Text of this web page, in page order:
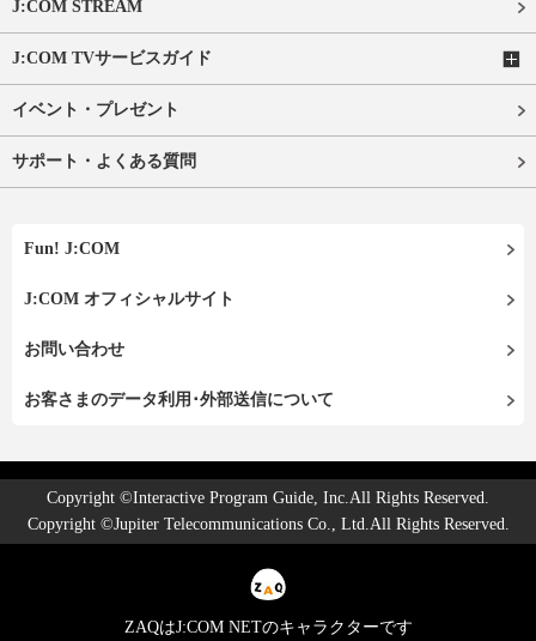
J:COM STREAM
J:COM TVサービスガイド
イベント・プレゼント
サポート・よくある質問
Fun! J:COM
J:COM オフィシャルサイト
お問い合わせ
お客さまのデータ利用･外部送信について
Copyright ©Interactive Program Guide, Inc.All Rights Reserved.
Copyright ©Jupiter Telecommunications Co., Ltd.All Rights Reserved.
ZAQはJ:COM NETのキャラクターです